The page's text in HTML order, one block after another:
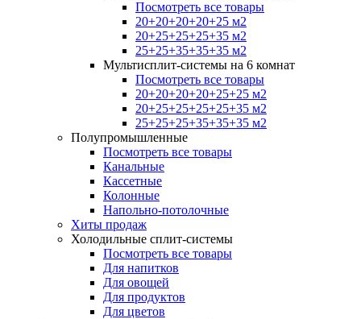
Посмотреть все товары
20+20+20+20+25 м2
20+25+25+25+35 м2
25+25+35+35+35 м2
Мультисплит-системы на 6 комнат
Посмотреть все товары
20+20+20+20+25+25 м2
20+25+25+25+25+35 м2
25+25+25+35+35+35 м2
Полупромышленные
Посмотреть все товары
Канальные
Кассетные
Колонные
Напольно-потолочные
Хиты продаж
Холодильные сплит-системы
Посмотреть все товары
Для напитков
Для овощей
Для продуктов
Для цветов